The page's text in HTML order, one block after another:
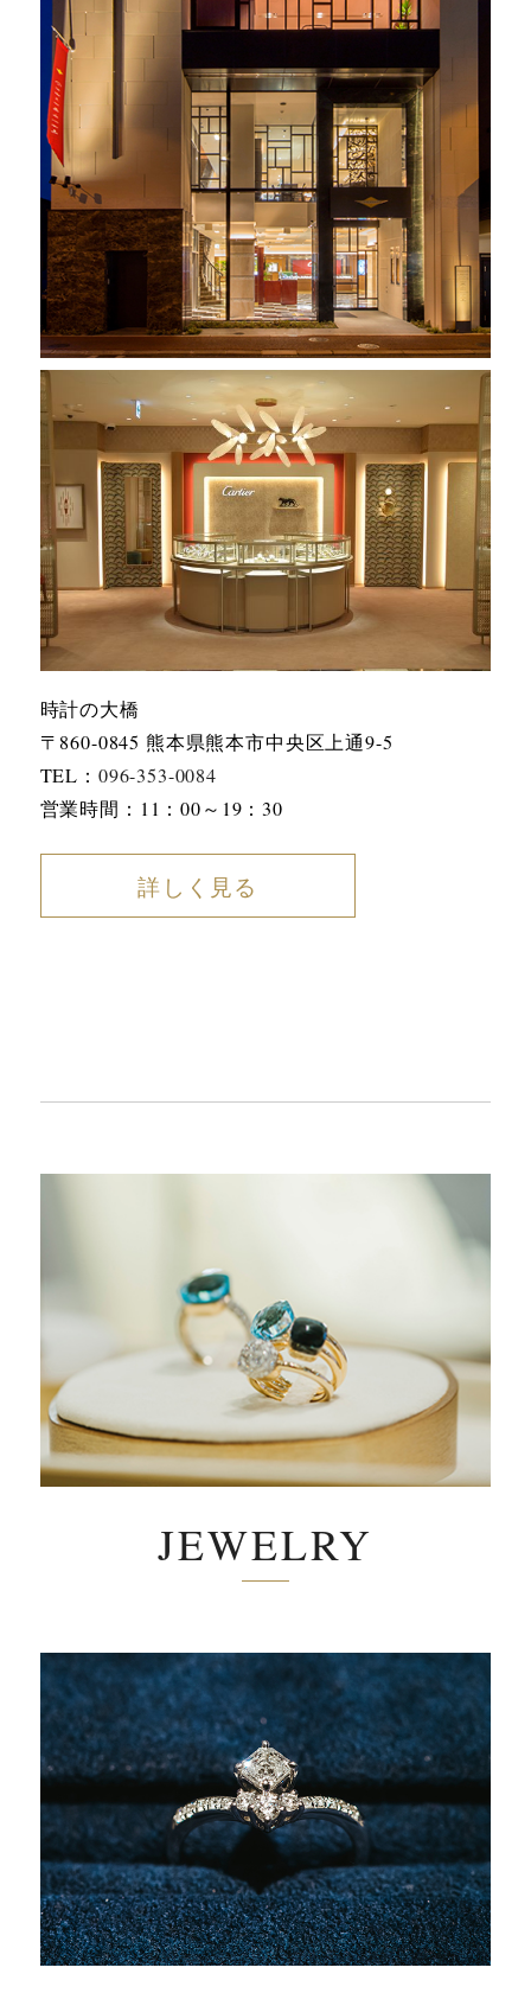
時計の大橋
〒860-0845 熊本県熊本市中央区上通9-5
TEL： 096-353-0084
営業時間：11：00～19：30
詳しく見る
JEWELRY